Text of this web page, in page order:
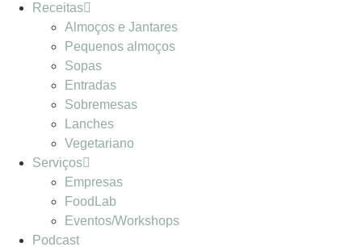
Receitas
Almoços e Jantares
Pequenos almoços
Sopas
Entradas
Sobremesas
Lanches
Vegetariano
Serviços
Empresas
FoodLab
Eventos/Workshops
Podcast